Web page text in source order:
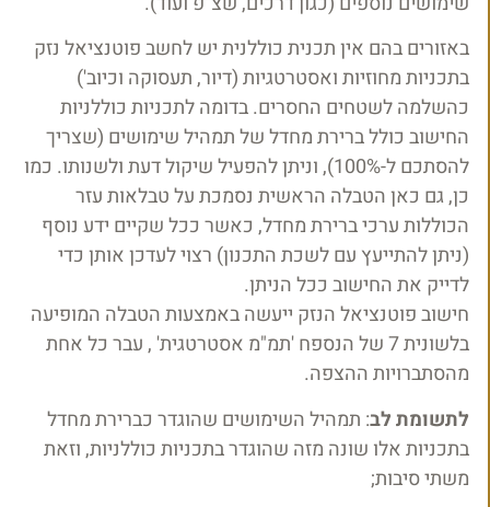
באזורים בהם אין תכנית כוללנית יש לחשב פוטנציאל נזק
בתכניות מחוזיות ואסטרטגיות (דיור, תעסוקה וכיוב')
כהשלמה לשטחים החסרים. בדומה לתכניות כוללניות
החישוב כולל ברירת מחדל של תמהיל שימושים (שצריך
להסתכם ל-100%), וניתן להפעיל שיקול דעת ולשנותו. כמו
כן, גם כאן הטבלה הראשית נסמכת על טבלאות עזר
הכוללות ערכי ברירת מחדל, כאשר ככל שקיים ידע נוסף
(ניתן להתייעץ עם לשכת התכנון) רצוי לעדכן אותן כדי
לדייק את החישוב ככל הניתן.
חישוב פוטנציאל הנזק ייעשה באמצעות הטבלה המופיעה
בלשונית 7 של הנספח 'תמ"מ אסטרטגית' , עבר כל אחת
מהסתברויות ההצפה.
לתשומת לב: תמהיל השימושים שהוגדר כברירת מחדל
בתכניות אלו שונה מזה שהוגדר בתכניות כוללניות, וזאת
משתי סיבות;